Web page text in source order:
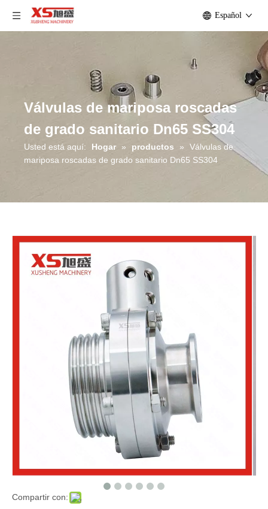
Español
Válvulas de mariposa roscadas
de grado sanitario Dn65 SS304
Usted está aquí: Hogar » productos »
Válvulas de
mariposa roscadas de grado sanitario Dn65 SS304
Compartir con: